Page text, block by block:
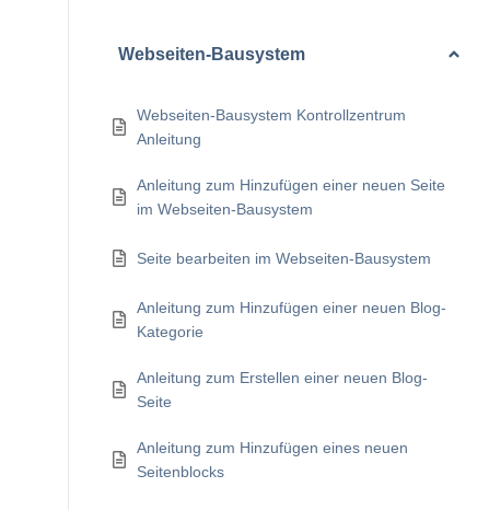
Webseiten-Bausystem
Webseiten-Bausystem Kontrollzentrum
Anleitung
Anleitung zum Hinzufügen einer neuen Seite
im Webseiten-Bausystem
Seite bearbeiten im Webseiten-Bausystem
Anleitung zum Hinzufügen einer neuen Blog-
Kategorie
Anleitung zum Erstellen einer neuen Blog-
Seite
Anleitung zum Hinzufügen eines neuen
Seitenblocks